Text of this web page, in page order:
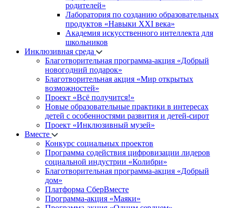
родителей»
Лаборатория по созданию образовательных
продуктов «Навыки XXI века»
Академия искусственного интеллекта для
школьников
Инклюзивная среда
Благотворительная программа-акция «Добрый
новогодний подарок»
Благотворительная акция «Мир открытых
возможностей»
Проект «Всё получится!»
Новые образовательные практики в интересах
детей с особенностями развития и детей-сирот
Проект «Инклюзивный музей»
Вместе
Конкурс социальных проектов
Программа содействия цифровизации лидеров
социальной индустрии «Колибри»
Благотворительная программа-акция «Добрый
дом»
Платформа СберВместе
Программа-акция «Маяки»